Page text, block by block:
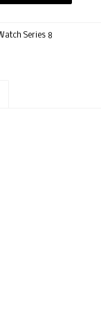
Series 8